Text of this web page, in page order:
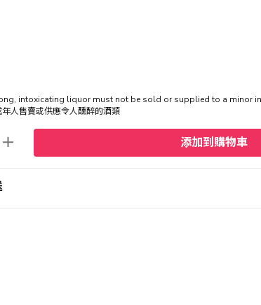
intoxicating liquor must not be sold or supplied to a minor in
人售賣或供應令人醺醉的酒類
添加到購物車